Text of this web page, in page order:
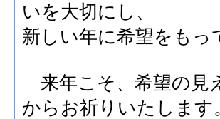
いを大切にし、
新しい年に希望をも
来年こそ、希望の見
からお祈りいたします